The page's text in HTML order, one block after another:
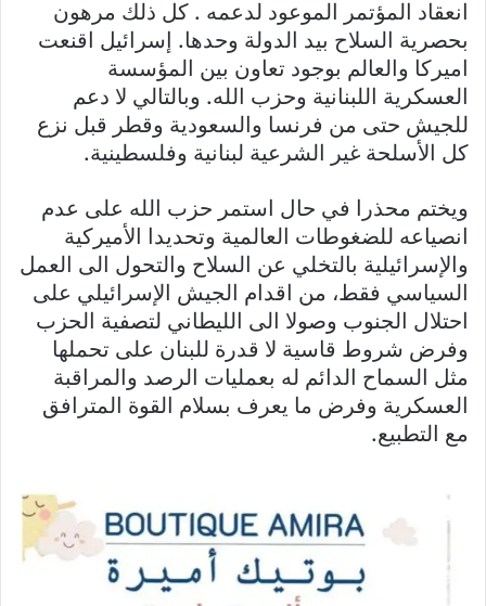
انعقاد المؤتمر الموعود لدعمه . كل ذلك مرهون
بحصرية السلاح بيد الدولة وحدها. إسرائيل اقنعت
اميركا والعالم بوجود تعاون بين المؤسسة
العسكرية اللبنانية وحزب الله. وبالتالي لا دعم
للجيش حتى من فرنسا والسعودية وقطر قبل نزع
كل الأسلحة غير الشرعية لبنانية وفلسطينية.
ويختم محذرا في حال استمر حزب الله على عدم
انصياعه للضغوطات العالمية وتحديدا الأميركية
والإسرائيلية بالتخلي عن السلاح والتحول الى العمل
السياسي فقط، من اقدام الجيش الإسرائيلي على
احتلال الجنوب وصولا الى الليطاني لتصفية الحزب
وفرض شروط قاسية لا قدرة للبنان على تحملها
مثل السماح الدائم له بعمليات الرصد والمراقبة
العسكرية وفرض ما يعرف بسلام القوة المترافق
مع التطبيع.